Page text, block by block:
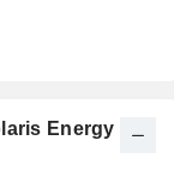
Energy